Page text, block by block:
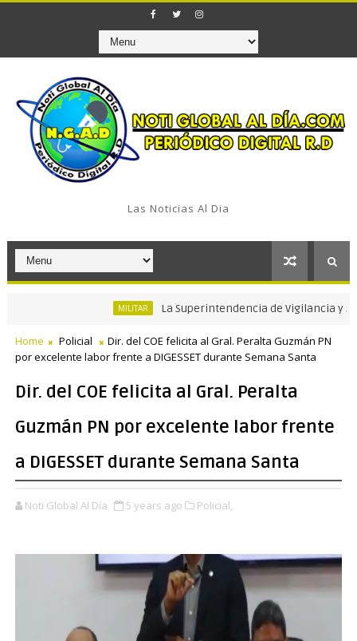
Las Noticias Al Dia
La Superintendencia de Vigilancia y
Home Policial
Dir. del COE felicita al Gral. Peralta Guzmán PN
por excelente labor frente a DIGESSET durante Semana Santa
Dir. del COE felicita al Gral. Peralta
Guzmán PN por excelente labor frente
a DIGESSET durante Semana Santa
Noti Global Al Día 5 years ago Policial,